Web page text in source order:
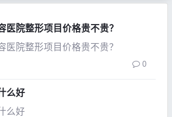
医院整形项目价格贵不贵？
医院整形项目价格贵不贵？
0
么好
么好